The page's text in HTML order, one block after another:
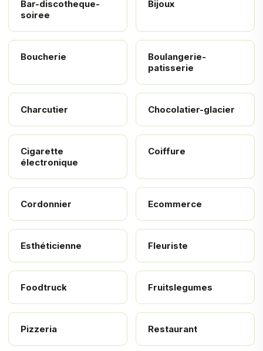
Bar-discotheque-
soiree
Bijoux
Boucherie
Boulangerie-
patisserie
Charcutier Chocolatier-glacier
Cigarette
électronique
Coiffure
Cordonnier Ecommerce
Esthéticienne Fleuriste
Foodtruck Fruitslegumes
Pizzeria Restaurant